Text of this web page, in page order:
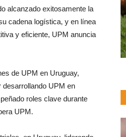
alcanzado exitosamente la
cadena logística, y en línea
y eficiente, UPM anuncia
de UPM en Uruguay,
desarrollando UPM en
roles clave durante
UPM.